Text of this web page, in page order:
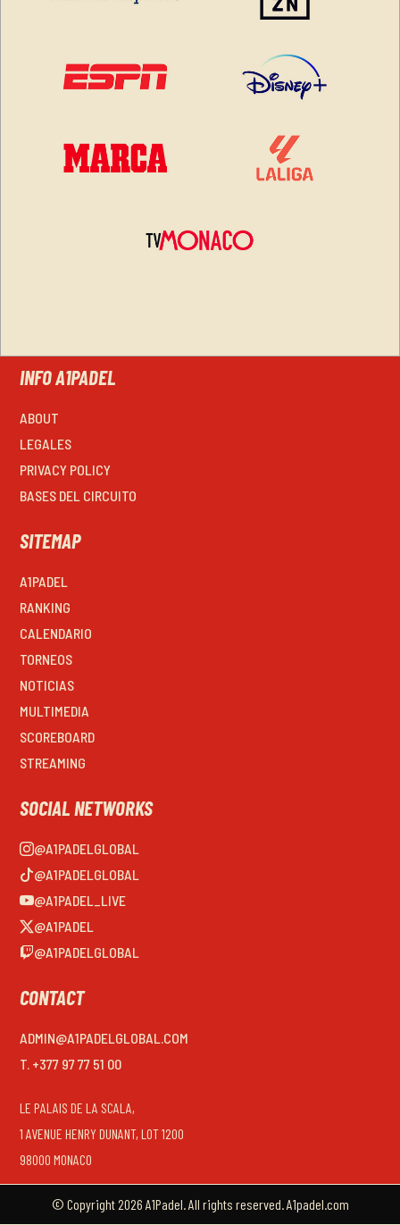
INFO A1PADEL
ABOUT
LEGALES
PRIVACY POLICY
BASES DEL CIRCUITO
SITEMAP
A1PADEL
RANKING
CALENDARIO
TORNEOS
NOTICIAS
MULTIMEDIA
SCOREBOARD
STREAMING
SOCIAL NETWORKS
@A1PADELGLOBAL
@A1PADELGLOBAL
@A1PADEL_LIVE
@A1PADEL
@A1PADELGLOBAL
CONTACT
ADMIN@A1PADELGLOBAL.COM
T. +377 97 77 51 00
LE PALAIS DE LA SCALA,
1 AVENUE HENRY DUNANT, LOT 1200
98000 MONACO
© Copyright 2026 A1Padel. All rights reserved. A1padel.com